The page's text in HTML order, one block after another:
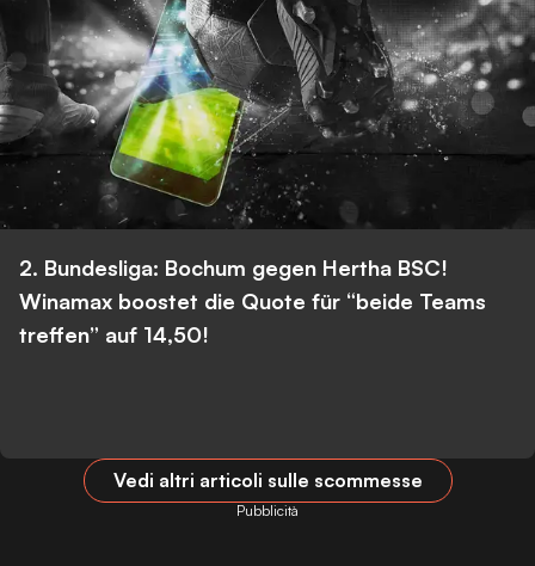
Pubblicità
2. Bundesliga: Bochum gegen Hertha BSC!
Winamax boostet die Quote für “beide Teams
treffen” auf 14,50!
Vedi altri articoli sulle scommesse